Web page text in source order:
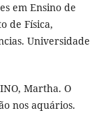
em Ensino de
de Física,
Universidade
Martha. O
nos aquários.